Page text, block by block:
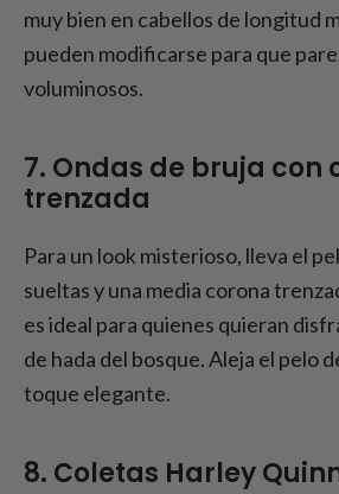
muy bien en cabellos de longitud
pueden modificarse para que
voluminosos.
7. Ondas de bruja con
trenzada
Para un look misterioso, lleva el
sueltas y una media corona
es ideal para quienes quieran
de hada del bosque. Aleja el pelo
toque elegante.
8. Coletas Harley